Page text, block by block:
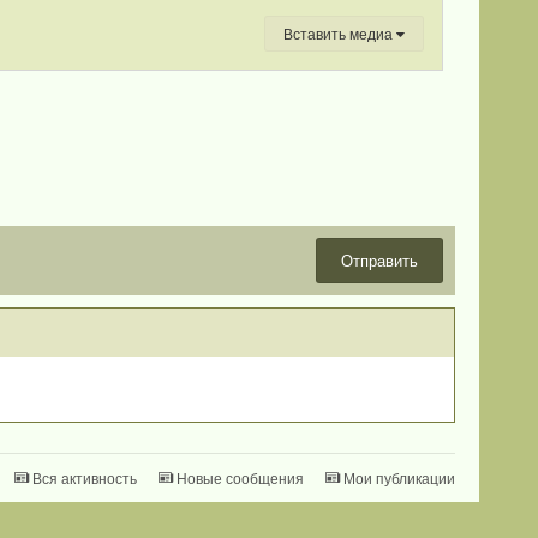
Вставить медиа
Отправить
Вся активность Новые сообщения Мои публикации